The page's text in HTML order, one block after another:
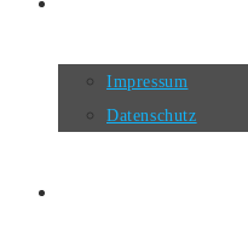
Impressum
Datenschutz